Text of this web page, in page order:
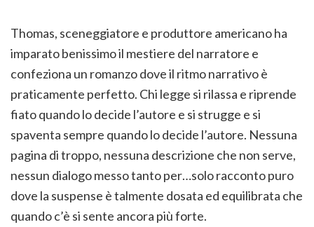
Thomas, sceneggiatore e produttore americano ha
imparato benissimo il mestiere del narratore e
confeziona un romanzo dove il ritmo narrativo è
praticamente perfetto. Chi legge si rilassa e riprende
fiato quando lo decide l’autore e si strugge e si
spaventa sempre quando lo decide l’autore. Nessuna
pagina di troppo, nessuna descrizione che non serve,
nessun dialogo messo tanto per…solo racconto puro
dove la suspense è talmente dosata ed equilibrata che
quando c’è si sente ancora più forte.